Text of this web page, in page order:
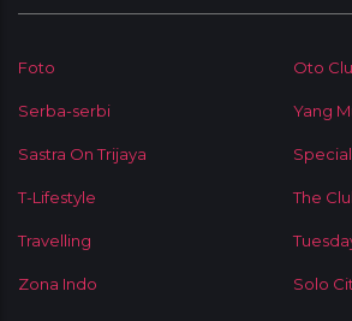
Foto Oto
Serba-serbi Yang
Sastra On Trijaya
T-Lifestyle The
Travelling
Zona Indo Solo